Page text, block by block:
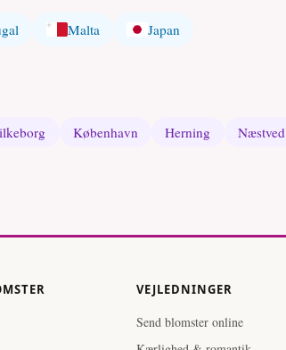
Malta Japan
København Herning Næstved
VEJLEDNINGER
Send blomster online